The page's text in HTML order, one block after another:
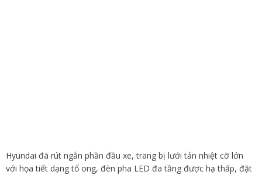
Hyundai đã rút ngắn phần đầu xe, trang bị lưới tản nhiệt cỡ lớn
với họa tiết dạng tổ ong, đèn pha LED đa tầng được hạ thấp, đặt